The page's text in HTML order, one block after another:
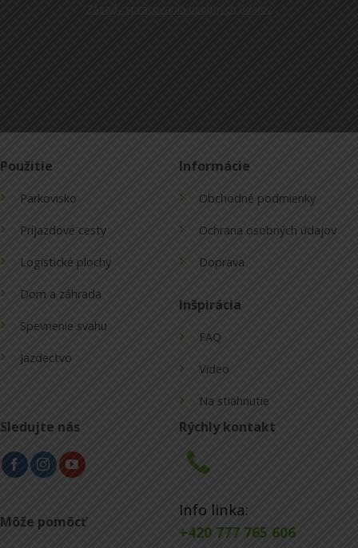
Zásady spracovania osobných údajov
Použitie
Parkovisko
Príjazdové cesty
Logistické plochy
Dom a záhrada
Spevnenie svahu
Jazdectvo
Informácie
Obchodné podmienky
Ochrana osobných údajov
Doprava
Inšpirácia
FAQ
Video
Na stiahnutie
Sledujte nás
Môže pomôcť
Rýchly kontakt
Info linka:
+420 777 765 606